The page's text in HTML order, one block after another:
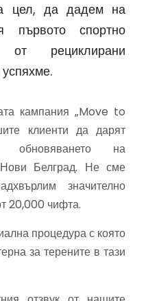
цел, да дадем на
първото спортно
рециклирани
кампания „Move to
клиенти да дарят
на
Белград. Не сме
значително
20,000 чифта.
процедура с която
за терените в тази